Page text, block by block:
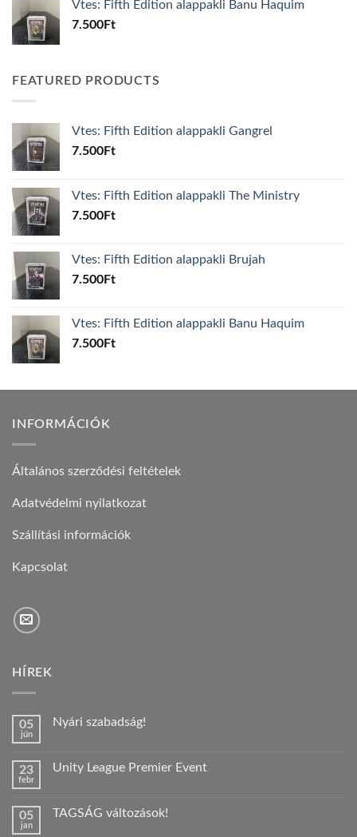
Vtes: Fifth Edition alappakli Banu Haquim
7.500Ft
FEATURED PRODUCTS
Vtes: Fifth Edition alappakli Gangrel
7.500Ft
Vtes: Fifth Edition alappakli The Ministry
7.500Ft
Vtes: Fifth Edition alappakli Brujah
7.500Ft
Vtes: Fifth Edition alappakli Banu Haquim
7.500Ft
INFORMÁCIÓK
Általános szerződési feltételek
Adatvédelmi nyilatkozat
Szállítási információk
Kapcsolat
HÍREK
05
jún
Nyári szabadság!
Nyári
23
febr
Unity League Premier Event
Unity
05
jan
TAGSÁG változások!